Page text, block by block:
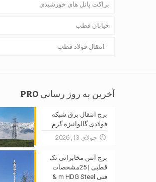
براکت پانل های خورشیدی
خیابان قطب
انتقال فولاد قطب
آخرین به روز رسانی PRO
برج انتقال برق شبکه
فولادی گالوانیزه گرم
جولای 13, 2026
برج آنتن مخابراتی تک
قطبی | 25مشخصات
فنی m HDG Steel &